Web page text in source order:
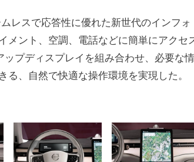
レスで応答性に優れた新世代のインフォ
メント、空調、電話などに簡単にアクセ
プディスプレイを組み合わせ、必要な情
、自然で快適な操作環境を実現した。